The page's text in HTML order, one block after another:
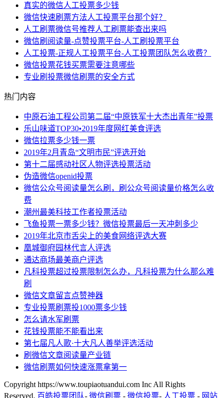
真实的微信人工投票多少钱
微信快速刷票方法人工投票平台那个好？
人工刷票微信号推荐人工刷票能查出来吗
微信刷阅读量-点赞投票平台-人工刷投票平台
人工投票-正规人工投票平台-人工投票团队怎么收费？
微信投票花钱买票需要注意哪些
专业刷投票微信刷票的安全方式
热门内容
中原石油工程公司第二届“中原铁军十大杰出青年”投票
乐山味道TOP30•2019年度网红美食评选
微信拉票多少钱一票
2019年2月青岛“文明市民”评选开始
第十二届感动社区人物评选投票活动
伪造微信openid投票
微信公众号阅读量怎么刷，刷公众号阅读量价格怎么收
费
潮州最美科技工作者投票活动
飞鱼投票一票多少钱？微信投票最后一天冲刺多少
2019年北京市舌尖上的美食网络评选大赛
凰城御府园林代言人评选
通达商场最美商户评选
凡科投票超过投票限制怎么办，凡科投票为什么那么难
刷
微信文章留言点赞神器
专业投票刷票投1000票多少钱
怎么请水军刷票
花钱投票能不能看出来
第七届凡人歌·十大凡人善举评选活动
刷微信文章阅读量产业链
微信刷票如何快速涨票拿第一
Copyright https://www.toupiaotuandui.com Inc All Rights
Reserved. 百皓投票团队- 微信刷票 - 微信投票- 人工投票 - 网站